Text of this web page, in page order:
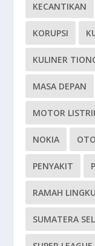
KECANTIKAN
KORUPSI
KULINER
MASA DEPAN
MOTOR
NOKIA
PENYAKIT
RAMAH
SUMATERA